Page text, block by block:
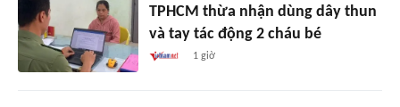
TPHCM thừa nhận dùng dây thun
và tay tác động 2 cháu bé
1 giờ